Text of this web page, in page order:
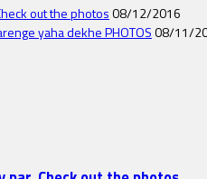
out the photos08/12/2016
yaha dekhe PHOTOS08/11/